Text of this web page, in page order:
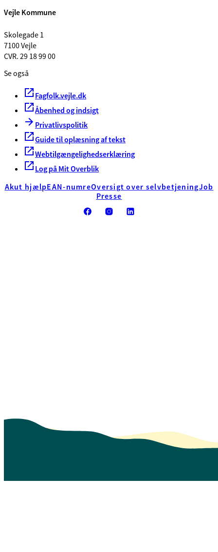
Vejle Kommune
Skolegade 1
7100 Vejle
CVR. 29 18 99 00
Se også
Fagfolk.vejle.dk
Åbenhed og indsigt
Privatlivspolitik
Guide til oplæsning af tekst
Webtilgængelighedserklæring
Log på Mit Overblik
Akut hjælpEAN-numreOversigt over selvbetjeningJob
Presse